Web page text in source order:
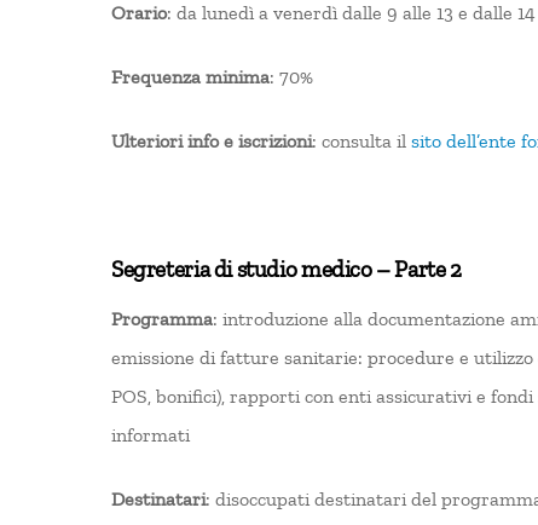
Orario: da lunedì a venerdì dalle 9 alle 13 e dalle 14
Frequenza minima: 70%
Ulteriori info e iscrizioni: consulta il sito dell’ente
Segreteria di studio medico – Parte 2
Programma: introduzione alla documentazione
emissione di fatture sanitarie: procedure e
POS, bonifici), rapporti con enti assicurativi e
informati
Destinatari: disoccupati destinatari del